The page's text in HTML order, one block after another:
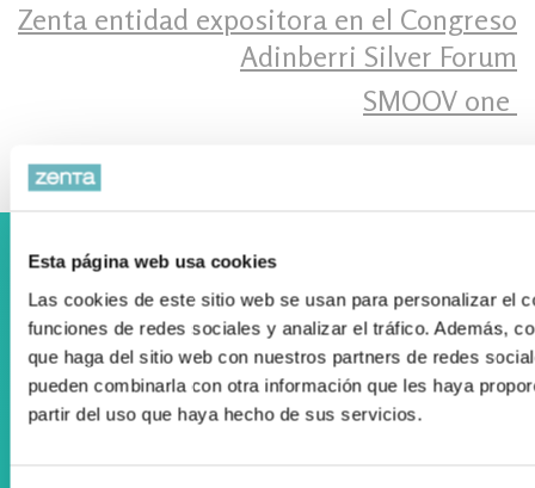
Esta página web usa cookies
Las cookies de este sitio web se usan para personalizar el
funciones de redes sociales y analizar el tráfico. Además,
que haga del sitio web con nuestros partners de redes
pueden combinarla con otra información que les haya
partir del uso que haya hecho de sus servicios.
Zenta entidad expositora en el Congreso
Adinberri Silver Forum
SMOOV one ‍
Colaboramos con el Departamento Vasco de Salud